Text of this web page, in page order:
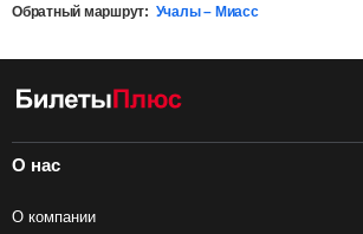
Обратный маршрут: Учалы – Миасс
О нас
О компании